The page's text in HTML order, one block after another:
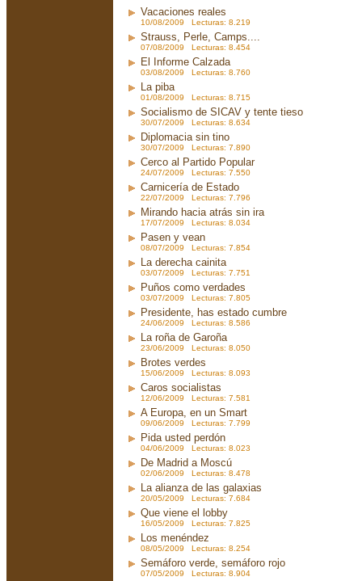
Vacaciones reales
10/08/2009 Lecturas: 8.219
Strauss, Perle, Camps....
07/08/2009 Lecturas: 8.454
El Informe Calzada
03/08/2009 Lecturas: 8.760
La piba
01/08/2009 Lecturas: 8.715
Socialismo de SICAV y tente tieso
30/07/2009 Lecturas: 8.634
Diplomacia sin tino
30/07/2009 Lecturas: 7.890
Cerco al Partido Popular
24/07/2009 Lecturas: 7.550
Carnicería de Estado
22/07/2009 Lecturas: 7.796
Mirando hacia atrás sin ira
17/07/2009 Lecturas: 8.034
Pasen y vean
08/07/2009 Lecturas: 7.854
La derecha cainita
03/07/2009 Lecturas: 7.751
Puños como verdades
03/07/2009 Lecturas: 7.805
Presidente, has estado cumbre
24/06/2009 Lecturas: 8.586
La roña de Garoña
23/06/2009 Lecturas: 8.050
Brotes verdes
15/06/2009 Lecturas: 8.093
Caros socialistas
12/06/2009 Lecturas: 7.581
A Europa, en un Smart
09/06/2009 Lecturas: 7.799
Pida usted perdón
04/06/2009 Lecturas: 8.023
De Madrid a Moscú
02/06/2009 Lecturas: 8.478
La alianza de las galaxias
20/05/2009 Lecturas: 7.684
Que viene el lobby
16/05/2009 Lecturas: 7.825
Los menéndez
08/05/2009 Lecturas: 8.254
Semáforo verde, semáforo rojo
07/05/2009 Lecturas: 8.904